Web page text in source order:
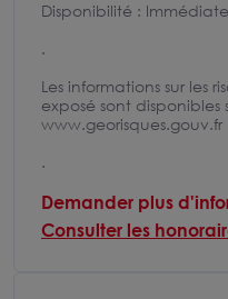
Disponibilité : Immédiate
.
Les informations sur les
exposé sont disponibles
www.georisques.gouv.fr
.
Demander plus
Consulter les